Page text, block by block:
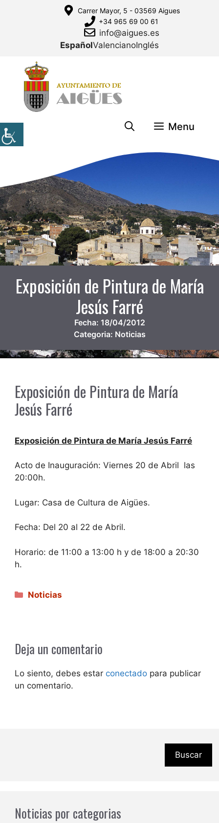
Carrer Mayor, 5 - 03569 Aigues
+34 965 69 00 61
info@aigues.es
EspañolValencianoInglés
Menu
Exposición de Pintura de María
Jesús Farré
Fecha: 18/04/2012
Categoria: Noticias
Exposición de Pintura de María
Jesús Farré
Exposición de Pintura de María Jesús Farré
Acto de Inauguración: Viernes 20 de Abril las
20:00h.
Lugar: Casa de Cultura de Aigües.
Fecha: Del 20 al 22 de Abril.
Horario: de 11:00 a 13:00 h y de 18:00 a 20:30
h.
Categorías
Noticias
Deja un comentario
Lo siento, debes estar conectado para publicar
un comentario.
Buscar
Noticias por categorias